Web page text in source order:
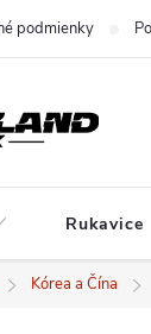
podmienky
Rukavice
Kórea a Čína